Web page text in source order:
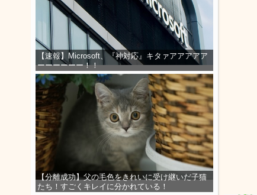
【速報】Microsoft、『神対応』キタァアアアアア
ーーーーーー！！
【分離成功】父の毛色をきれいに受け継いだ子猫
たち！すごくキレイに分かれている！